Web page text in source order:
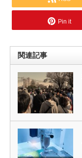
Pin it
関連記事